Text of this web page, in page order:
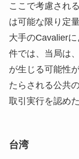
ここで考慮され
は可能な限り定
大手のCavalier
件では、当局は
が生じる可能性
たらされる公共
取引実行を認めた
台湾